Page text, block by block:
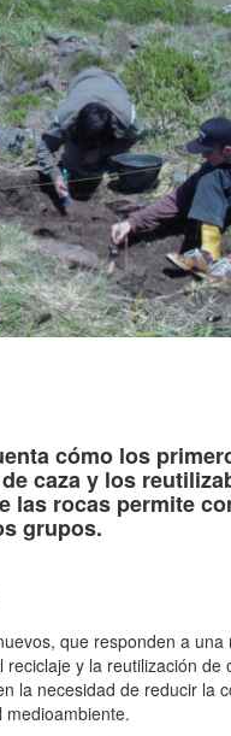
cómo los
caza y los
las rocas permite
grupos.
que responden a
y la reutilización
la necesidad de reducir la
medioambiente.